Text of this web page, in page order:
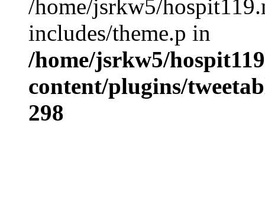
/home/jsrkw5/
includes/theme.p in
/home/jsrkw5/
content/plugins/
298